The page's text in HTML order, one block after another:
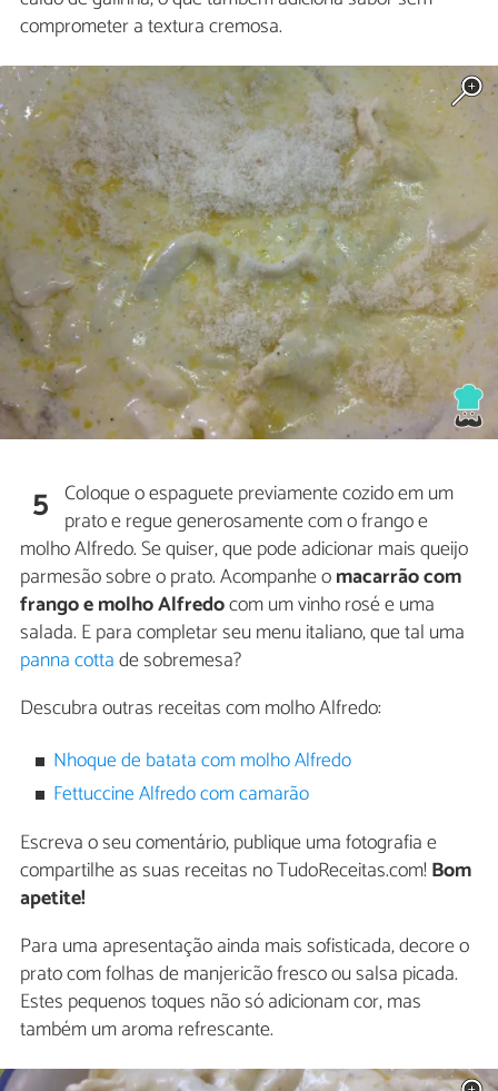
comprometer a textura cremosa.
5 Coloque o espaguete previamente cozido em um
prato e regue generosamente com o frango e
molho Alfredo. Se quiser, que pode adicionar mais queijo
parmesão sobre o prato. Acompanhe omacarrão com
frango e molho Alfredocom um vinho rosé e uma
salada. E para completar seu menu italiano, que tal uma
panna cottade sobremesa?
Descubra outras receitas com molho Alfredo:
Nhoque de batata com molho Alfredo
Fettuccine Alfredo com camarão
Escreva o seu comentário, publique uma fotografia e
compartilhe as suas receitas no TudoReceitas.com!Bom
apetite!
Para uma apresentação ainda mais sofisticada, decore o
prato com folhas de manjericão fresco ou salsa picada.
Estes pequenos toques não só adicionam cor, mas
também um aroma refrescante.